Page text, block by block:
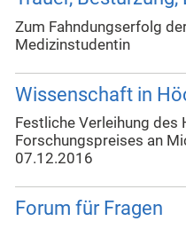
Zum Fahndungserfolg
Medizinstudentin
Wissenschaft in
Festliche Verleihung des
Forschungspreises an
07.12.2016
Forum für Fragen